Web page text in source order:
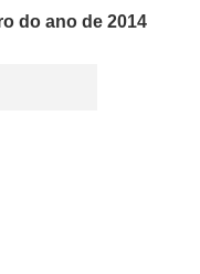
do ano de 2014